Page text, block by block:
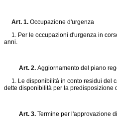
Art. 1. Occupazione d'urgenza
1. Per le occupazioni d'urgenza in
anni.
Art. 2. Aggiornamento del piano
1. Le disponibilità in conto residui del
dette disponibilità per la predisposizione
Art. 3. Termine per l'approvazione